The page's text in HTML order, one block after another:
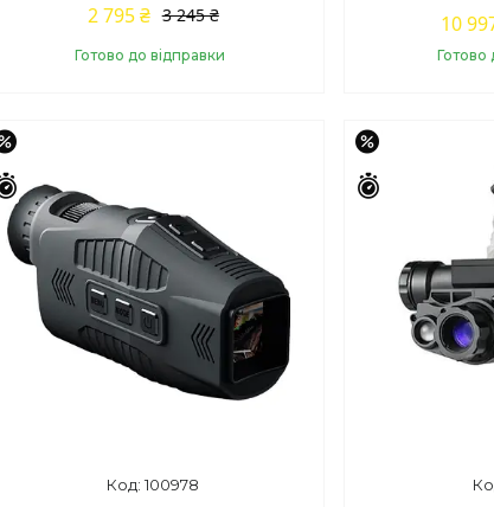
3 245 ₴
2 795 ₴
Готово до відправки
10
Готово
Залишилось 43 дні
100978
Залишилось